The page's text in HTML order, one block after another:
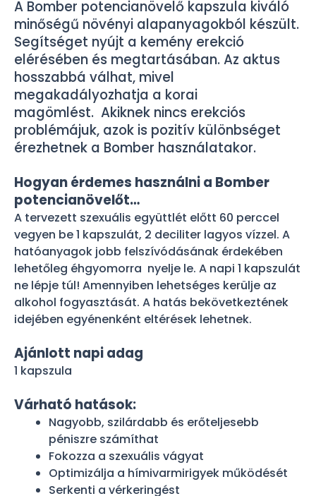
A Bomber potencianövelő kapszula kiváló
minőségű növényi alapanyagokból készült.
Segítséget nyújt a kemény erekció
elérésében és megtartásában. Az aktus
hosszabbá válhat, mivel
megakadályozhatja a korai
magömlést. Akiknek nincs erekciós
problémájuk, azok is pozitív különbséget
érezhetnek a Bomber használatakor.
Hogyan érdemes használni a Bomber
potencianövelőt…
A tervezett szexuális együttlét előtt 60 perccel
vegyen be 1 kapszulát, 2 deciliter lagyos vízzel. A
hatóanyagok jobb felszívódásának érdekében
lehetőleg éhgyomorra nyelje le. A napi 1 kapszulát
ne lépje túl! Amennyiben lehetséges kerülje az
alkohol fogyasztását. A hatás bekövetkeztének
idejében egyénenként eltérések lehetnek.
Ajánlott napi adag
1 kapszula
Várható hatások:
Nagyobb, szilárdabb és erőteljesebb
péniszre számíthat
Fokozza a szexuális vágyat
Optimizálja a hímivarmirigyek működését
Serkenti a vérkeringést